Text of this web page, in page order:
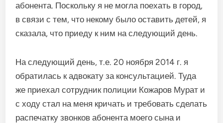
абонента. Поскольку я не могла поехать в город,
в связи с тем, что некому было оставить детей, я
сказала, что приеду к ним на следующий день.
На следующий день, т.е. 20 ноября 2014 г. я
обратилась к адвокату за консультацией. Туда
же приехал сотрудник полиции Кожаров Мурат и
с ходу стал на меня кричать и требовать сделать
распечатку звонков абонента моего сына и